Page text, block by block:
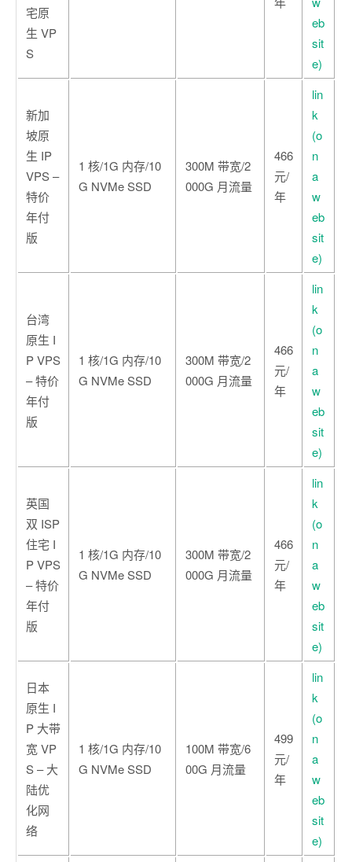
宅原
生 VP
S
eb
sit
e)
新加
坡原
生 IP
VPS –
特价
年付
版
1 核/1G 内存/10
G NVMe SSD
300M 带宽/2
000G 月流量
466
元/
年
lin
k
(o
n
a
w
eb
sit
e)
台湾
原生 I
P VPS
– 特价
年付
版
1 核/1G 内存/10
G NVMe SSD
300M 带宽/2
000G 月流量
466
元/
年
lin
k
(o
n
a
w
eb
sit
e)
英国
双 ISP
住宅 I
P VPS
– 特价
年付
版
1 核/1G 内存/10
G NVMe SSD
300M 带宽/2
000G 月流量
466
元/
年
lin
k
(o
n
a
w
eb
sit
e)
日本
原生 I
P 大带
宽 VP
S – 大
陆优
化网
络
1 核/1G 内存/10
G NVMe SSD
100M 带宽/6
00G 月流量
499
元/
年
lin
k
(o
n
a
w
eb
sit
e)